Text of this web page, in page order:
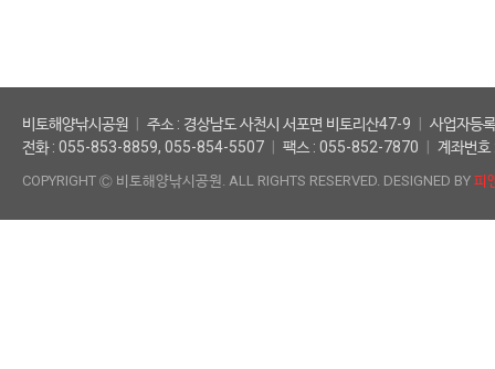
비토해양낚시공원 주소 : 경상남도 사천시 서포면 비토리산47-9
사업자등
전화 : 055-853-8859, 055-854-5507
팩스 : 055-852-7870 계좌번
COPYRIGHT Ⓒ 비토해양낚시공원. ALL RIGHTS RESERVED. DESIGNED BY 피